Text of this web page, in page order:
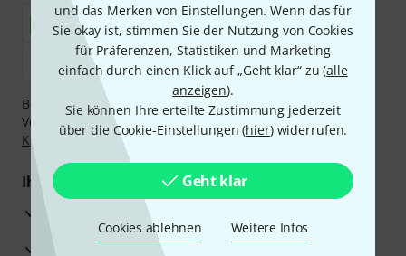
und das Merken von Einstellungen. Wenn das für
Sie okay ist, stimmen Sie der Nutzung von Cookies
für Präferenzen, Statistiken und Marketing
einfach durch einen Klick auf „Geht klar“ zu (alle
anzeigen).
Sie können Ihre erteilte Zustimmung jederzeit
über die Cookie-Einstellungen (hier) widerrufen.
Geht klar
Cookies ablehnen Weitere Infos
Bezahlen Sie vertraulich und sicher per Nachnahme,
Vorkasse, PayPal, Amazon Pay,
Klarna Sofort bezahlen
Klarna Ratenzahlungoder Kreditkarte.
Ihre Vorteile
3 Jahre Thomann Garantie
30 Tage Money-Back-Garantie